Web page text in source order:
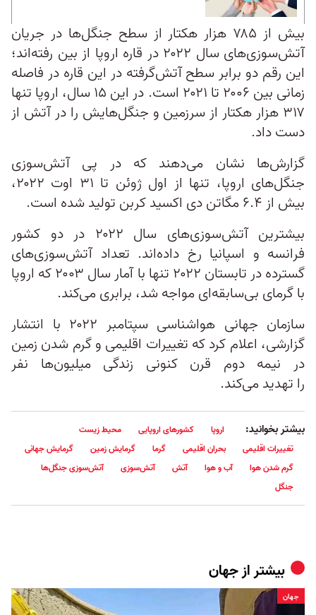
بیش از ۷۸۵ هزار هکتار از سطح جنگل‌ها در جریان
آتش‌سوزی‌های سال ۲۰۲۲ در قاره اروپا از بین رفته‌اند؛
این رقم دو برابر سطح آتش‌گرفته در این قاره در فاصله
زمانی بین ۲۰۰۶ تا ۲۰۲۱ است. در این ۱۵ سال، اروپا تنها
۳۱۷ هزار هکتار از سرزمین و جنگل‌هایش را در آتش از
دست داد.
گزارش‌ها نشان می‌دهند که در پی آتش‌سوزی
جنگل‌های اروپا، تنها از اول ژوئن تا ۳۱ اوت ۲۰۲۲،
بیش از ۶.۴ مگاتن دی اکسید کربن تولید شده است.
بیشترین آتش‌سوزی‌های سال ۲۰۲۲ در دو کشور
فرانسه و اسپانیا رخ داده‌اند. تعداد آتش‌سوزی‌های
گسترده در تابستان ۲۰۲۲ تنها با آمار سال ۲۰۰۳ که اروپا
با گرمای بی‌سابقه‌ای مواجه شد، برابری می‌کند.
سازمان جهانی هواشناسی سپتامبر ۲۰۲۲ با انتشار
گزارشی، اعلام کرد که تغییرات اقلیمی و گرم شدن زمین
در نیمه دوم قرن کنونی زندگی میلیون‌ها نفر
را تهدید می‌کند.
بیشتر بخوانید: اروپا کشورهای اروپایی
محیط زیست
تغییرات اقلیمی
بحران اقلیمی گرما گرمایش زمین
گرمایش جهانی
گرم شدن هوا
آب و هوا آتش آتش‌سوزی
آتش‌سوزی جنگل‌ها
جنگل
بیشتر ازجهان
جهان